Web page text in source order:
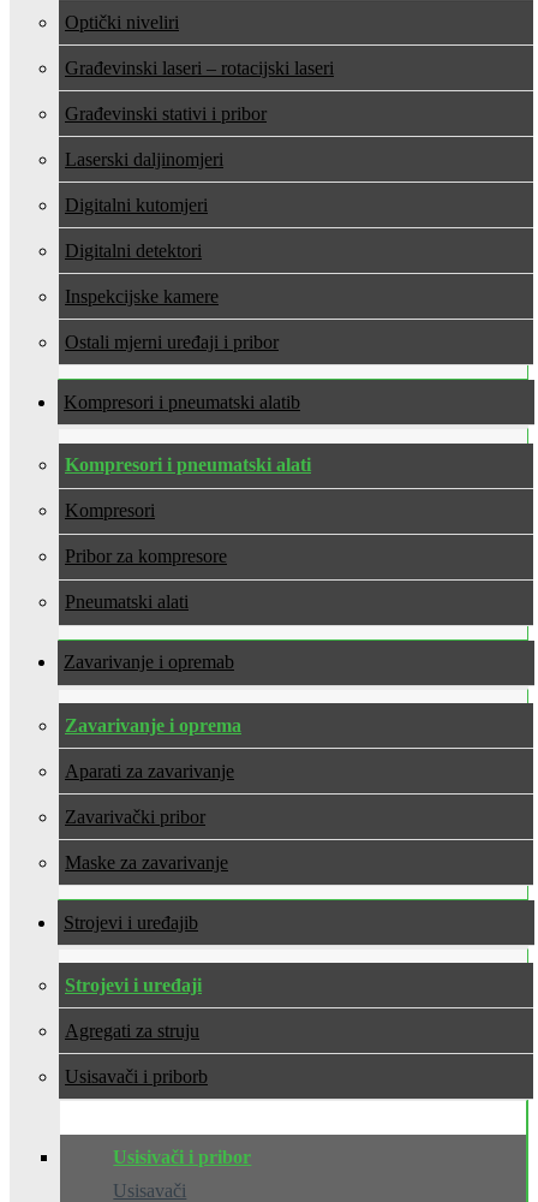
Optički niveliri
Građevinski laseri – rotacijski laseri
Građevinski stativi i pribor
Laserski daljinomjeri
Digitalni kutomjeri
Digitalni detektori
Inspekcijske kamere
Ostali mjerni uređaji i pribor
Kompresori i pneumatski alati
Kompresori i pneumatski alati
Kompresori
Pribor za kompresore
Pneumatski alati
Zavarivanje i oprema
Zavarivanje i oprema
Aparati za zavarivanje
Zavarivački pribor
Maske za zavarivanje
Strojevi i uređaji
Strojevi i uređaji
Agregati za struju
Usisavači i pribor
Usisivači i pribor
Usisavači